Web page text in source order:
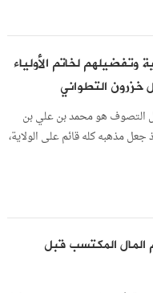
لخاتم الأولياء
التصوف هو محمد بن علي بن
والمشتهر بالحكيم الترمذي[1]، إذ جعل مذهبه كله قائم على الولاية،
المال المكتسب قبل